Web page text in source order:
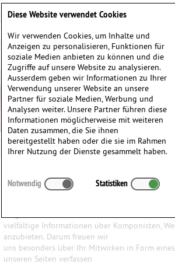
Ihr Input ist uns wichtig
vielfältige Informationen über Komponisten,
anzubieten. Darum freuen wir
uns besonders über Ihr Mitwirken in Form
unseren Seiten verfassen
Diese Website verwendet Cookies
Wir verwenden Cookies, um Inhalte und
Anzeigen zu personalisieren, Funktionen für
soziale Medien anbieten zu können und die
Zugriffe auf unsere Website zu analysieren.
Ausserdem geben wir Informationen zu Ihrer
Verwendung unserer Website an unsere
Partner für soziale Medien, Werbung und
Analysen weiter. Unsere Partner führen diese
Informationen möglicherweise mit weiteren
Daten zusammen, die Sie ihnen
bereitgestellt haben oder die sie im Rahmen
Ihrer Nutzung der Dienste gesammelt haben.
Notwendig Statistiken